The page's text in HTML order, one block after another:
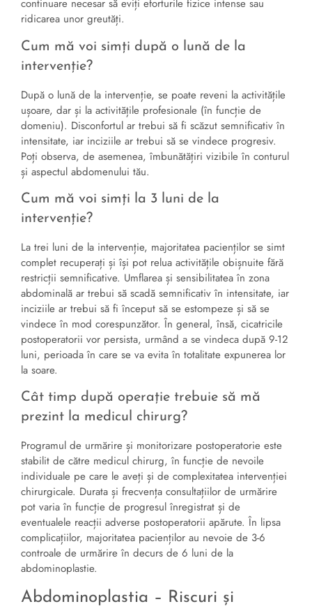
continuare necesar să eviți eforturile fizice intense sau
ridicarea unor greutăți.
Cum mă voi simți după o lună de la
intervenție?
După o lună de la intervenție, se poate reveni la activitățile
ușoare, dar și la activitățile profesionale (în funcție de
domeniu). Disconfortul ar trebui să fi scăzut semnificativ în
intensitate, iar inciziile ar trebui să se vindece progresiv.
Poți observa, de asemenea, îmbunătățiri vizibile în conturul
și aspectul abdomenului tău.
Cum mă voi simți la 3 luni de la
intervenție?
La trei luni de la intervenție, majoritatea pacienților se simt
complet recuperați și își pot relua activitățile obișnuite fără
restricții semnificative. Umflarea și sensibilitatea în zona
abdominală ar trebui să scadă semnificativ în intensitate, iar
inciziile ar trebui să fi început să se estompeze și să se
vindece în mod corespunzător. În general, însă, cicatricile
postoperatorii vor persista, urmând a se vindeca după 9-12
luni, perioada în care se va evita în totalitate expunerea lor
la soare.
Cât timp după operație trebuie să mă
prezint la medicul chirurg?
Programul de urmărire și monitorizare postoperatorie este
stabilit de către medicul chirurg, în funcție de nevoile
individuale pe care le aveți și de complexitatea intervenției
chirurgicale. Durata și frecvența consultațiilor de urmărire
pot varia în funcție de progresul înregistrat și de
eventualele reacții adverse postoperatorii apărute. În lipsa
complicațiilor, majoritatea pacienților au nevoie de 3-6
controale de urmărire în decurs de 6 luni de la
abdominoplastie.
Abdominoplastia – Riscuri și